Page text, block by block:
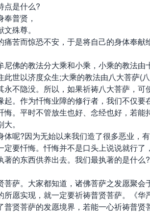
点是什么?
普贤，
殊尊。
痛苦而惊恐不安，于是将自己的身体奉献
尼佛的教法分大乘和小乘，小乘的教法由
此世以济度众生;大乘的教法由八大菩萨(
永不隐没。所以，如果祈祷八大菩萨，可
起。作为忏悔业障的修行者，我们不仅要
悔。平时不管放生也好、念经也好，若能
。
体呢?因为无始以来我们造了很多恶业，
定要忏悔。忏悔并不是口头上说说就行了
著的东西供养出去。我们最执著的是什么?
菩萨。大家都知道，诸佛菩萨之发愿聚会
所愿实现，就一定要祈祷普贤菩萨。《华
普贤菩萨的发愿境界，若能一心祈祷普贤